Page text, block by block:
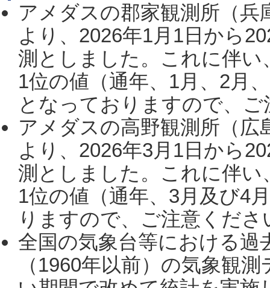
アメダスの郡家観測所（
より、2026年1月1日から
測としました。これに伴い
1位の値（通年、1月、2月
となっておりますので、
アメダスの高野観測所（
より、2026年3月1日から
測としました。これに伴い
1位の値（通年、3月及び4
りますので、ご注意くだ
全国の気象台等における過
（1960年以前）の気象観